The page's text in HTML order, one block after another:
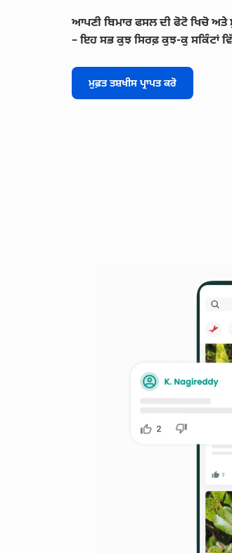
ਆਪਣੀ ਬਿਮਾਰ ਫਸਲ ਦੀ ਫੋਟੋ ਖਿਚੋ ਅਤੇ
– ਇਹ ਸਭ ਕੁਝ ਸਿਰਫ਼ ਕੁਝ-ਕੁ ਸਕਿੰਟਾਂ
ਮੁਫ਼ਤ ਤਸ਼ਖੀਸ ਪ੍ਰਾਪਤ ਕਰੋ